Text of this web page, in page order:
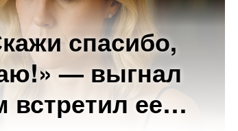
спасибо,
— выгнал
встретил ее…